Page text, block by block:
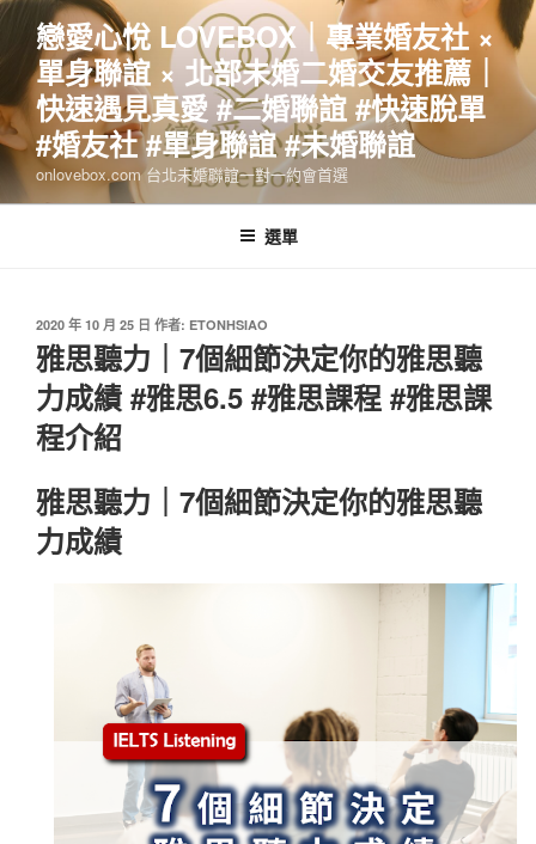
跳
主
要
內
容
戀愛心悅 LOVEBOX｜專業婚友社 ×
單身聯誼 × 北部未婚二婚交友推薦｜
快速遇見真愛 #二婚聯誼 #快速脫單
#婚友社 #單身聯誼 #未婚聯誼
onlovebox.com 台北未婚聯誼一對一約會首選
選單
發
佈
於
2020 年 10 月 25 日 作者: ETONHSIAO
雅思聽力｜7個細節決定你的雅思聽
力成績 #雅思6.5 #雅思課程 #雅思課
程介紹
雅思聽力｜7個細節決定你的雅思聽
力成績